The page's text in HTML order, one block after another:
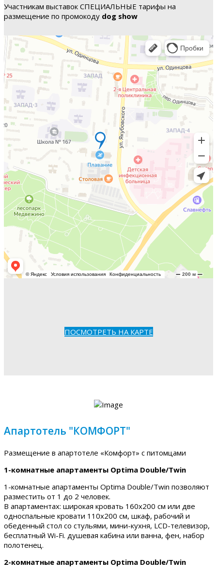
Участникам выставок СПЕЦИАЛЬНЫЕ тарифы на
размещение по промокоду dog show
ПОСМОТРЕТЬ НА КАРТЕ
Апартотель "КОМФОРТ"
Размещение в апартотеле «Комфорт» с питомцами
1-комнатные апартаменты Optima Double/Twin
1-комнатные апартаменты Optima Double/Twin позволяют
разместить от 1 до 2 человек.
В апартаментах: широкая кровать 160х200 см или две
односпальные кровати 110х200 см, шкаф, рабочий и
обеденный стол со стульями, мини-кухня, LCD-телевизор,
бесплатный Wi-Fi. душевая кабина или ванна, фен, набор
полотенец.
2-комнатные апартаменты Optima Double/Twin